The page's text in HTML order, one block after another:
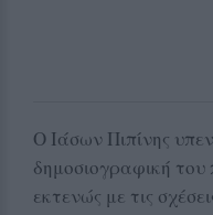
Ο Ιάσων Πιπίνης
δημοσιογραφική του
εκτενώς με τις